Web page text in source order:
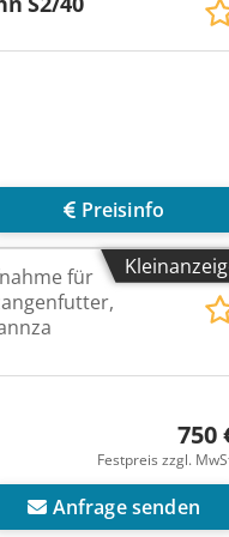
Preisinfo
für
750
Festpreis zzgl.
Anfrage senden